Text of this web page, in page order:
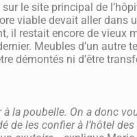
le site principal de
viable devait aller dans
il restait encore de vieux
Meubles d’un autre
démontés ni d’être
à la poubelle. On a donc
de les confier à l’hôtel